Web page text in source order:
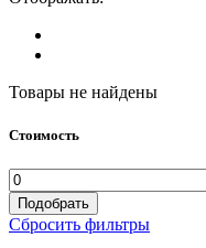
Товары не найдены
Стоимость
Подобрать
Сбросить фильтры